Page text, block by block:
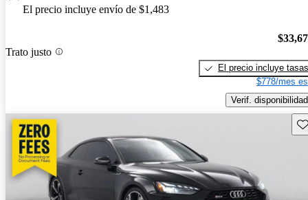
El precio incluye envío de $1,483
Trato justo
El precio incluye tasas
$778/mes
Verif. disponibilidad